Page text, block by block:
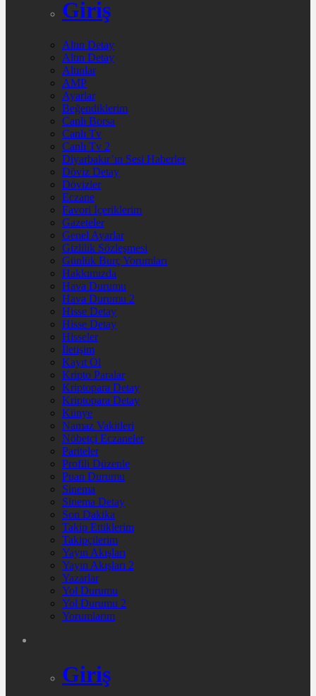
Giriş
Altın Detay
Altın Detay
Altınlar
AMP
Ayarlar
Beğendiklerim
Canlı Borsa
Canlı Tv
Canlı Tv 2
Diyarbakır’ın Sesi Haberler
Döviz Detay
Dövizler
Eczane
Favori İçeriklerim
Gazeteler
Genel Ayarlar
Gizlilik Sözleşmesi
Günlük Burç Yorumları
Hakkımızda
Hava Durumu
Hava Durumu 2
Hisse Detay
Hisse Detay
Hisseler
İletişim
Kayıt Ol
Kripto Paralar
Kriptopara Detay
Kriptopara Detay
Künye
Namaz Vakitleri
Nöbetçi Eczaneler
Pariteler
Profili Düzenle
Puan Durumu
Sinema
Sinema Detay
Son Dakika
Takip Ettiklerim
Takipçilerim
Yayın Akışları
Yayın Akışları 2
Yazarlar
Yol Durumu
Yol Durumu 2
Yorumlarım
Giriş